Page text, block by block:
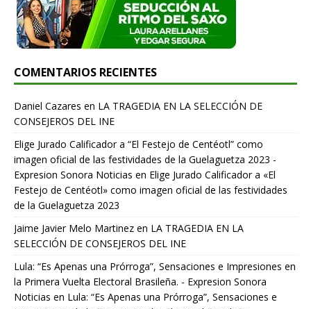
COMENTARIOS RECIENTES
Daniel Cazares en LA TRAGEDIA EN LA SELECCIÓN DE
CONSEJEROS DEL INE
Elige Jurado Calificador a “El Festejo de Centéotl” como
imagen oficial de las festividades de la Guelaguetza 2023 -
Expresion Sonora Noticias en Elige Jurado Calificador a «El
Festejo de Centéotl» como imagen oficial de las festividades
de la Guelaguetza 2023
Jaime Javier Melo Martinez en LA TRAGEDIA EN LA
SELECCIÓN DE CONSEJEROS DEL INE
Lula: “Es Apenas una Prórroga”, Sensaciones e Impresiones en
la Primera Vuelta Electoral Brasileña. - Expresion Sonora
Noticias en Lula: “Es Apenas una Prórroga”, Sensaciones e